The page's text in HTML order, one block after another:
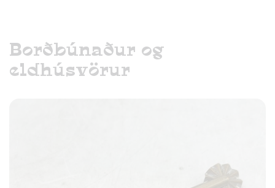
Borðbúnaður og
eldhúsvörur